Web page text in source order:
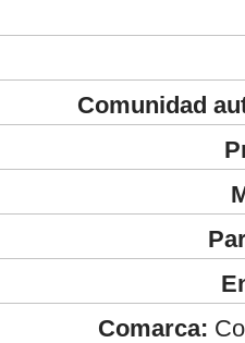
Comunidad
Comarca: